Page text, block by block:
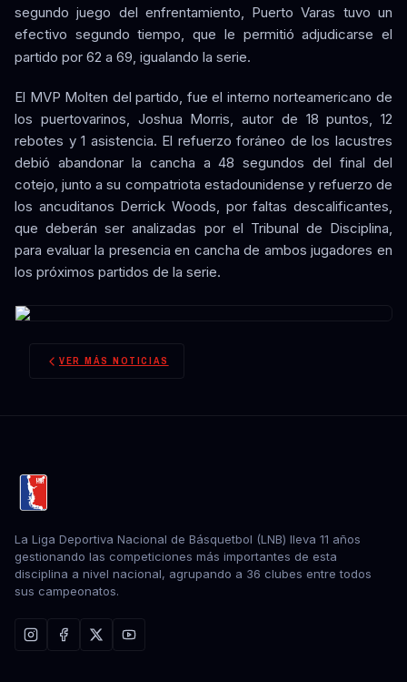
segundo juego del enfrentamiento, Puerto Varas tuvo un
efectivo segundo tiempo, que le permitió adjudicarse el
partido por 62 a 69, igualando la serie.
El MVP Molten del partido, fue el interno norteamericano de
los puertovarinos, Joshua Morris, autor de 18 puntos, 12
rebotes y 1 asistencia. El refuerzo foráneo de los lacustres
debió abandonar la cancha a 48 segundos del final del
cotejo, junto a su compatriota estadounidense y refuerzo de
los ancuditanos Derrick Woods, por faltas descalificantes,
que deberán ser analizadas por el Tribunal de Disciplina,
para evaluar la presencia en cancha de ambos jugadores en
los próximos partidos de la serie.
VER MÁS NOTICIAS
La Liga Deportiva Nacional de Básquetbol (LNB) lleva 11 años
gestionando las competiciones más importantes de esta
disciplina a nivel nacional, agrupando a 36 clubes entre todos
sus campeonatos.